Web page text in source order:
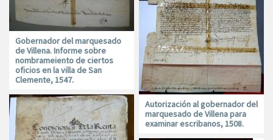
Gobernador del marquesado
de Villena. Informe sobre
nombrameiento de ciertos
oficios en la villa de San
Clemente, 1547.
Autorización al gobernador del
marquesado de Villena para
examinar escribanos, 1508.